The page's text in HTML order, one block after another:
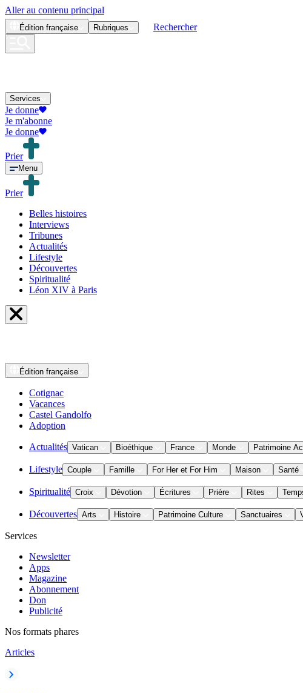
Aller au contenu principal
Édition française Rubriques Rechercher
Services
Je donne
Je m'abonne
Je donne
Prier
Menu
Prier
Belles histoires
Interviews
Tribunes
Actualités
Lifestyle
Découvertes
Spiritualité
Léon XIV à Paris
Édition française
Cotignac
Vacances
Castel Gandolfo
Adoption
Actualités Vatican Bioéthique France Monde Patrimoine
Lifestyle Couple Famille For Her et For Him Maison Santé
Spiritualité Croix Dévotion Écritures Prière Rites
Découvertes Arts Histoire Patrimoine Culture Sanctuaires
Services
Newsletter
Apps
Magazine
Abonnement
Don
Publicité
Nos formats phares
Articles